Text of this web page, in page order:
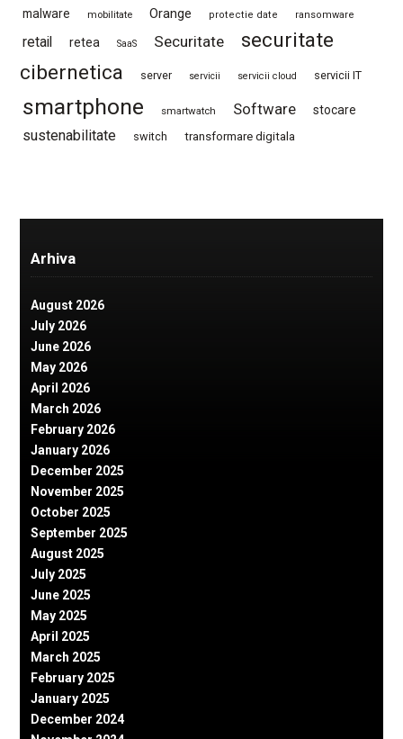
malware mobilitate Orange protectie date ransomware
retail retea SaaS Securitate
securitate
cibernetica
server servicii servicii cloud servicii IT
smartphone smartwatch Software stocare
sustenabilitate switch transformare digitala
Arhiva
August 2026
July 2026
June 2026
May 2026
April 2026
March 2026
February 2026
January 2026
December 2025
November 2025
October 2025
September 2025
August 2025
July 2025
June 2025
May 2025
April 2025
March 2025
February 2025
January 2025
December 2024